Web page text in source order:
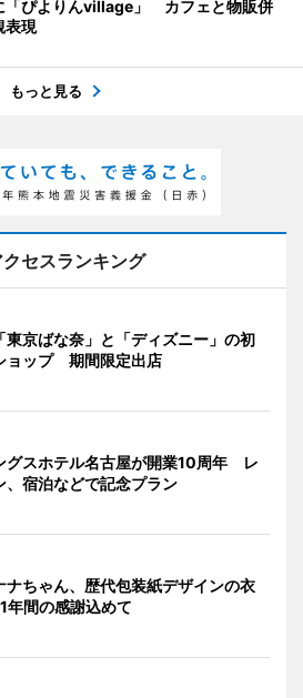
「ぴよりんvillage」 カフェと物販併
表現
もっと見る
クセスランキング
東京ばな奈」と「ディズニー」の初
ョップ 期間限定出店
グスホテル名古屋が開業10周年 レ
、宿泊などで記念プラン
ナちゃん、歴代包装紙デザインの衣
間の感謝込めて